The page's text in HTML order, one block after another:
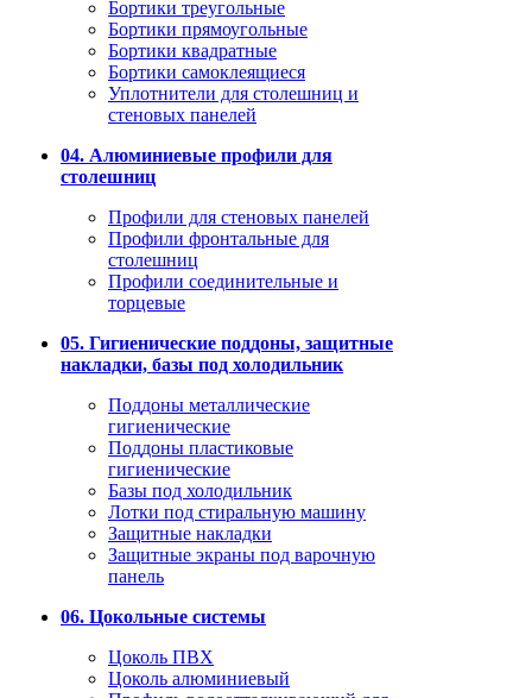
Бортики треугольные
Бортики прямоугольные
Бортики квадратные
Бортики самоклеящиеся
Уплотнители для столешниц и
стеновых панелей
04. Алюминиевые профили для
столешниц
Профили для стеновых панелей
Профили фронтальные для
столешниц
Профили соединительные и
торцевые
05. Гигиенические поддоны, защитные
накладки, базы под холодильник
Поддоны металлические
гигиенические
Поддоны пластиковые
гигиенические
Базы под холодильник
Лотки под стиральную машину
Защитные накладки
Защитные экраны под варочную
панель
06. Цокольные системы
Цоколь ПВХ
Цоколь алюминиевый